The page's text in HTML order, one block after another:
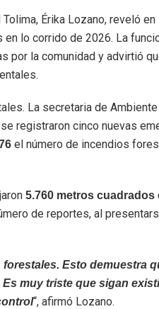
Érika Lozano, reveló
lo corrido de 2026. La
por la comunidad y advirtió
La secretaria de
registraron cinco nuevas
el número de incendios
5.760 metros cuadrados
de reportes, al
Esto demuestra
muy triste que sigan
“, afirmó Lozano.